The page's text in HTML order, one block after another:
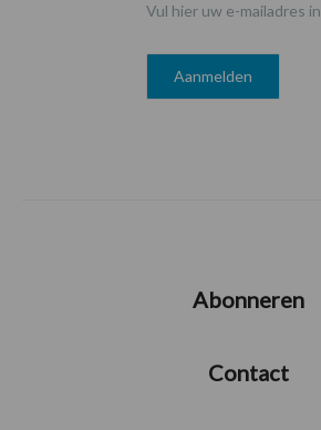
Vul hier uw e-mailadres in
Abonneren
Contact